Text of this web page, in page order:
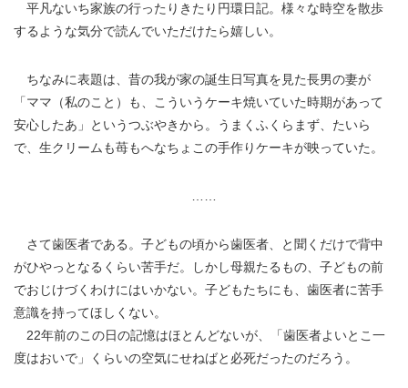
平凡ないち家族の行ったりきたり円環日記。様々な時空を散歩
するような気分で読んでいただけたら嬉しい。
ちなみに表題は、昔の我が家の誕生日写真を見た長男の妻が
「ママ（私のこと）も、こういうケーキ焼いていた時期があって
安心したあ」というつぶやきから。うまくふくらまず、たいら
で、生クリームも苺もへなちょこの手作りケーキが映っていた。
さて歯医者である。子どもの頃から歯医者、と聞くだけで背中
がひやっとなるくらい苦手だ。しかし母親たるもの、子どもの前
でおじけづくわけにはいかない。子どもたちにも、歯医者に苦手
意識を持ってほしくない。
22年前のこの日の記憶はほとんどないが、「歯医者よいとこ一
度はおいで」くらいの空気にせねばと必死だったのだろう。